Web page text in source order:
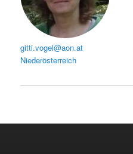
gitti.vogel@aon.at
Niederösterreich